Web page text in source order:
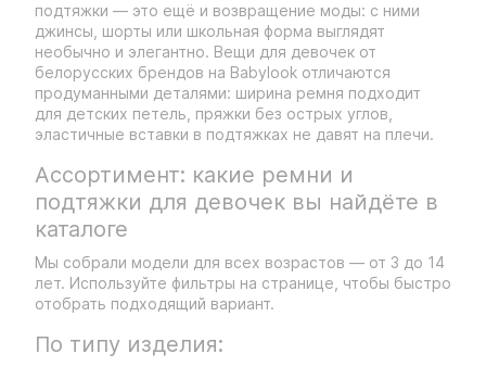
подтяжки — это ещё и возвращение моды: с ними
джинсы, шорты или школьная форма выглядят
необычно и элегантно. Вещи для девочек от
белорусских брендов на Babylook отличаются
продуманными деталями: ширина ремня подходит
для детских петель, пряжки без острых углов,
эластичные вставки в подтяжках не давят на плечи.
Ассортимент: какие ремни и
подтяжки для девочек вы найдёте в
каталоге
Мы собрали модели для всех возрастов — от 3 до 14
лет. Используйте фильтры на странице, чтобы быстро
отобрать подходящий вариант.
По типу изделия: